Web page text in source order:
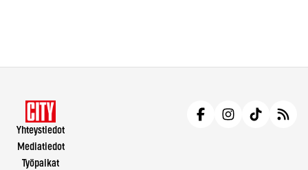
Yhteystiedot
Mediatiedot
Työpaikat